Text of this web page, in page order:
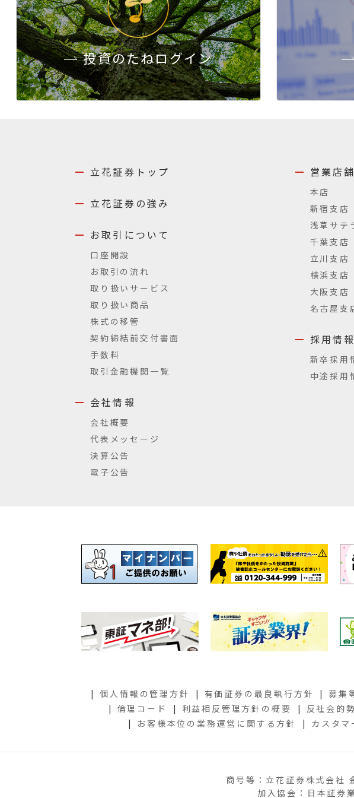
投資のたねログイン
立花証券トップ
立花証券の強み
お取引について
口座開設
お取引の流れ
取り扱いサービス
取り扱い商品
株式の移管
契約締結前交付書面
手数料
取引金融機関一覧
会社情報
会社概要
代表メッセージ
決算公告
電子公告
営業店舗
本店
新宿支店
浅草サテ
千葉支店
立川支店
横浜支店
大阪支店
名古屋支
採用情報
新卒採用
中途採用
個人情報の管理方針 有価証券の最良執行方針 募集
倫理コード
利益相反管理方針の概要 反社会的
お客様本位の業務運営に関する方針
カスタマ
商号等：立花証券株式会社
加入協会：日本証券